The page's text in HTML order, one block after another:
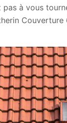
pas à vous
Couverture